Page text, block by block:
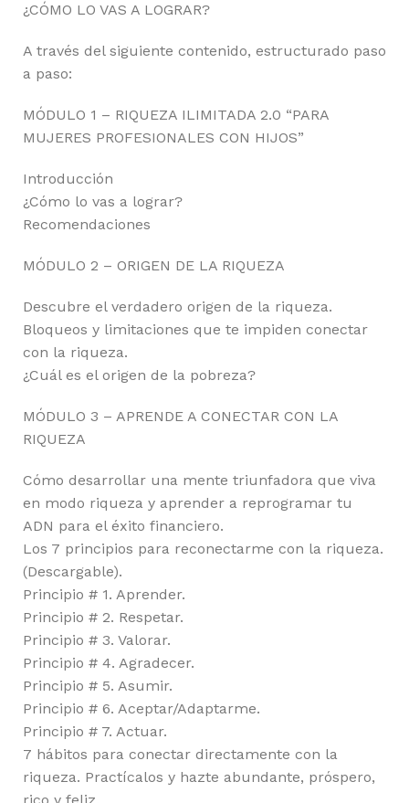
¿CÓMO LO VAS A LOGRAR?
A través del siguiente contenido, estructurado paso
a paso:
MÓDULO 1 – RIQUEZA ILIMITADA 2.0 “PARA
MUJERES PROFESIONALES CON HIJOS”
Introducción
¿Cómo lo vas a lograr?
Recomendaciones
MÓDULO 2 – ORIGEN DE LA RIQUEZA
Descubre el verdadero origen de la riqueza.
Bloqueos y limitaciones que te impiden conectar
con la riqueza.
¿Cuál es el origen de la pobreza?
MÓDULO 3 – APRENDE A CONECTAR CON LA
RIQUEZA
Cómo desarrollar una mente triunfadora que viva
en modo riqueza y aprender a reprogramar tu
ADN para el éxito financiero.
Los 7 principios para reconectarme con la riqueza.
(Descargable).
Principio # 1. Aprender.
Principio # 2. Respetar.
Principio # 3. Valorar.
Principio # 4. Agradecer.
Principio # 5. Asumir.
Principio # 6. Aceptar/Adaptarme.
Principio # 7. Actuar.
7 hábitos para conectar directamente con la
riqueza. Practícalos y hazte abundante, próspero,